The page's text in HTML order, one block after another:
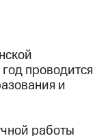
проводится
и
работы